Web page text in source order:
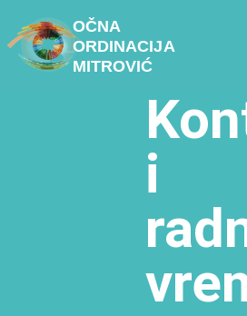
OČNA
ORDINACIJA
MITROVIĆ
i